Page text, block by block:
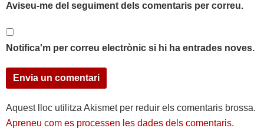
Aviseu-me del seguiment dels comentaris per correu.
Notifica'm per correu electrònic si hi ha entrades noves.
Aquest lloc utilitza Akismet per reduir els comentaris brossa.
Apreneu com es processen les dades dels comentaris.